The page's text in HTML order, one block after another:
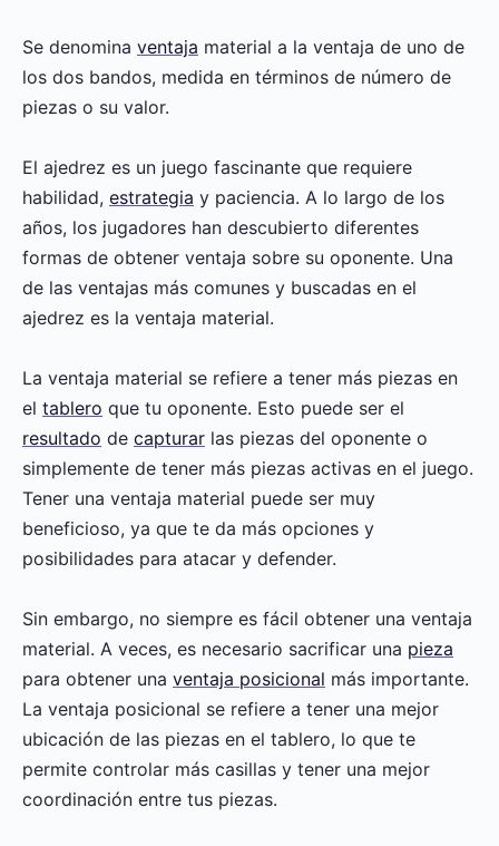
Se denomina ventaja material a la ventaja de uno de
los dos bandos, medida en términos de número de
piezas o su valor.
El ajedrez es un juego fascinante que requiere
habilidad, estrategia y paciencia. A lo largo de los
años, los jugadores han descubierto diferentes
formas de obtener ventaja sobre su oponente. Una
de las ventajas más comunes y buscadas en el
ajedrez es la ventaja material.
La ventaja material se refiere a tener más piezas en
el tablero que tu oponente. Esto puede ser el
resultado de capturar las piezas del oponente o
simplemente de tener más piezas activas en el juego.
Tener una ventaja material puede ser muy
beneficioso, ya que te da más opciones y
posibilidades para atacar y defender.
Sin embargo, no siempre es fácil obtener una ventaja
material. A veces, es necesario sacrificar una pieza
para obtener una ventaja posicional más importante.
La ventaja posicional se refiere a tener una mejor
ubicación de las piezas en el tablero, lo que te
permite controlar más casillas y tener una mejor
coordinación entre tus piezas.